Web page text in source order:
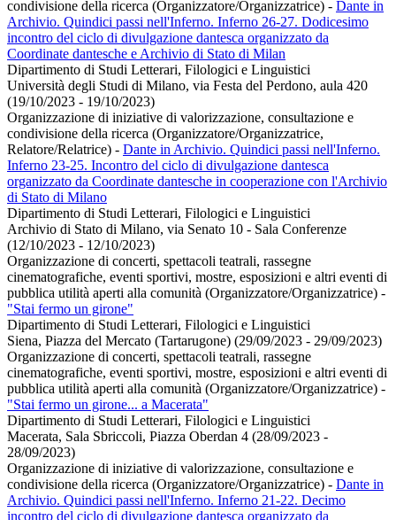
condivisione della ricerca (Organizzatore/Organizzatrice) - Dante in
Archivio. Quindici passi nell'Inferno. Inferno 26-27. Dodicesimo
incontro del ciclo di divulgazione dantesca organizzato da
Coordinate dantesche e Archivio di Stato di Milan
Dipartimento di Studi Letterari, Filologici e Linguistici
Università degli Studi di Milano, via Festa del Perdono, aula 420
(19/10/2023 - 19/10/2023)
Organizzazione di iniziative di valorizzazione, consultazione e
condivisione della ricerca (Organizzatore/Organizzatrice,
Relatore/Relatrice) - Dante in Archivio. Quindici passi nell'Inferno.
Inferno 23-25. Incontro del ciclo di divulgazione dantesca
organizzato da Coordinate dantesche in cooperazione con l'Archivio
di Stato di Milano
Dipartimento di Studi Letterari, Filologici e Linguistici
Archivio di Stato di Milano, via Senato 10 - Sala Conferenze
(12/10/2023 - 12/10/2023)
Organizzazione di concerti, spettacoli teatrali, rassegne
cinematografiche, eventi sportivi, mostre, esposizioni e altri eventi di
pubblica utilità aperti alla comunità (Organizzatore/Organizzatrice) -
"Stai fermo un girone"
Dipartimento di Studi Letterari, Filologici e Linguistici
Siena, Piazza del Mercato (Tartarugone) (29/09/2023 - 29/09/2023)
Organizzazione di concerti, spettacoli teatrali, rassegne
cinematografiche, eventi sportivi, mostre, esposizioni e altri eventi di
pubblica utilità aperti alla comunità (Organizzatore/Organizzatrice) -
"Stai fermo un girone... a Macerata"
Dipartimento di Studi Letterari, Filologici e Linguistici
Macerata, Sala Sbriccoli, Piazza Oberdan 4 (28/09/2023 -
28/09/2023)
Organizzazione di iniziative di valorizzazione, consultazione e
condivisione della ricerca (Organizzatore/Organizzatrice) - Dante in
Archivio. Quindici passi nell'Inferno. Inferno 21-22. Decimo
incontro del ciclo di divulgazione dantesca organizzato da